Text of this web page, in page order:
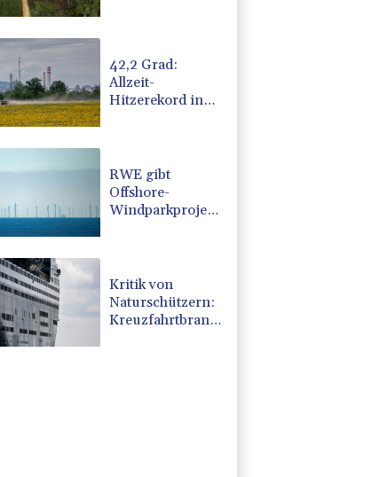
42,2 Grad:
Allzeit-
Hitzerekord in
RWE gibt
Offshore-
Windparkprojekte
Kritik von
Naturschützern:
Kreuzfahrtbranche